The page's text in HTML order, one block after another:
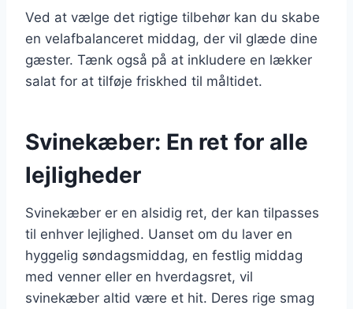
Ved at vælge det rigtige tilbehør kan du skabe
en velafbalanceret middag, der vil glæde dine
gæster. Tænk også på at inkludere en lækker
salat for at tilføje friskhed til måltidet.
Svinekæber: En ret for alle
lejligheder
Svinekæber er en alsidig ret, der kan tilpasses
til enhver lejlighed. Uanset om du laver en
hyggelig søndagsmiddag, en festlig middag
med venner eller en hverdagsret, vil
svinekæber altid være et hit. Deres rige smag